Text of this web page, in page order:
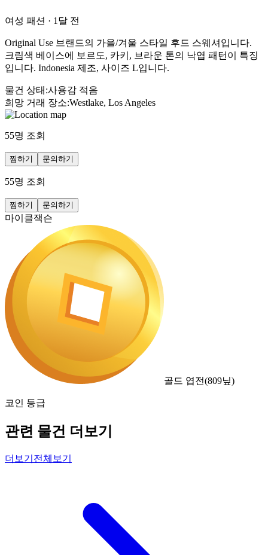
여성 패션 · 1달 전
Original Use 브랜드의 가을/겨울 스타일 후드 스웨셔입니다.
크림색 베이스에 보르도, 카키, 브라운 톤의 낙엽 패턴이 특징
입니다. Indonesia 제조, 사이즈 L입니다.
물건 상태 :사용감 적음
희망 거래 장소:Westlake, Los Angeles
55명 조회
찜하기 문의하기
55명 조회
찜하기 문의하기
마이클잭슨
골드 엽전(809닢)
코인 등급
관련 물건 더보기
더보기 전체보기